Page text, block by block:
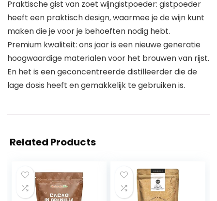
Praktische gist van zoet wijngistpoeder: gistpoeder
heeft een praktisch design, waarmee je de wijn kunt
maken die je voor je behoeften nodig hebt.
Premium kwaliteit: ons jaar is een nieuwe generatie
hoogwaardige materialen voor het brouwen van rijst.
En het is een geconcentreerde distilleerder die de
lage dosis heeft en gemakkelijk te gebruiken is.
Related Products